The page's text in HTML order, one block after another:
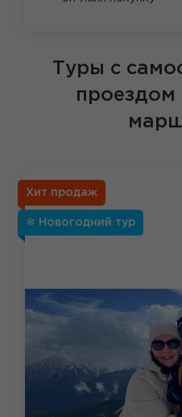
Туры с
проездом
Хит продаж
❄ Новогодний тур